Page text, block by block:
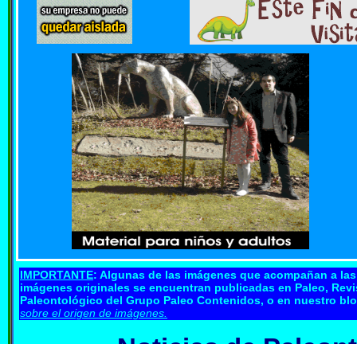
IMPORTANTE: Algunas de las imágenes que acompañan a
imágenes originales se encuentran publicadas en Paleo,
Paleontológico del Grupo Paleo Contenidos, o en nuestro
sobre el origen de imágenes.